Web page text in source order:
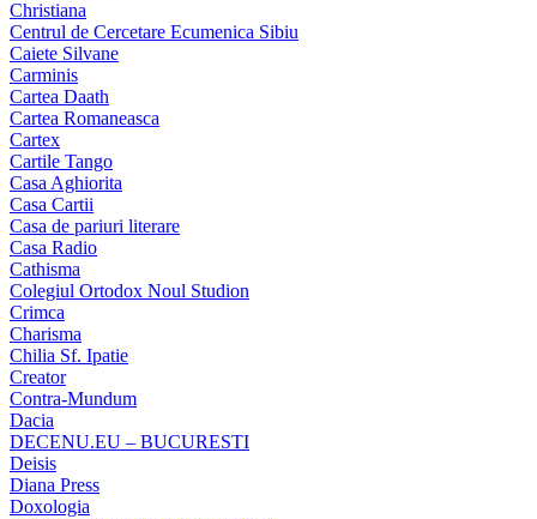
Christiana
Centrul de Cercetare Ecumenica Sibiu
Caiete Silvane
Carminis
Cartea Daath
Cartea Romaneasca
Cartex
Cartile Tango
Casa Aghiorita
Casa Cartii
Casa de pariuri literare
Casa Radio
Cathisma
Colegiul Ortodox Noul Studion
Crimca
Charisma
Chilia Sf. Ipatie
Creator
Contra-Mundum
Dacia
DECENU.EU – BUCURESTI
Deisis
Diana Press
Doxologia